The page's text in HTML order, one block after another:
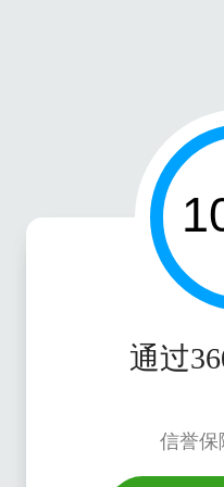
通过
信誉保